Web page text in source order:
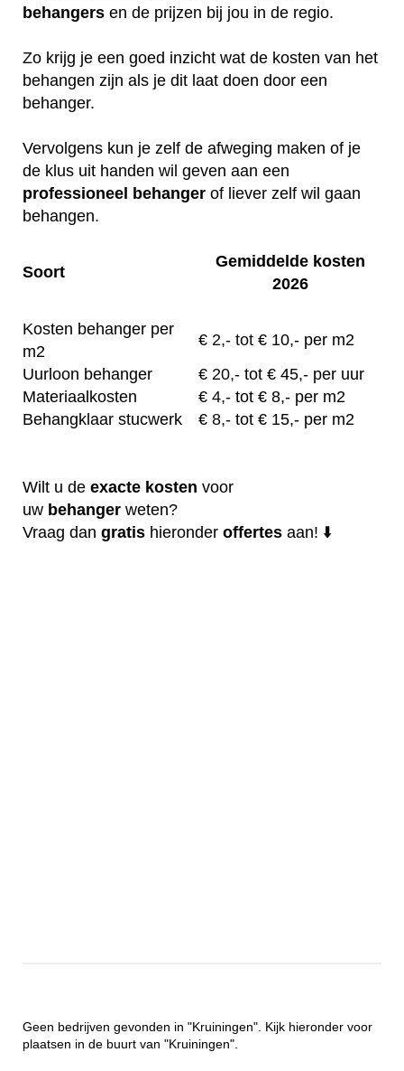
behangers en de prijzen bij jou in de regio.
Zo krijg je een goed inzicht wat de kosten van het
behangen zijn als je dit laat doen door een
behanger.
Vervolgens kun je zelf de afweging maken of je
de klus uit handen wil geven aan een
professioneel behanger of liever zelf wil gaan
behangen.
Soort
Gemiddelde kosten
2026
Kosten behanger per
m2
€ 2,- tot € 10,- per m2
Uurloon behanger
€ 20,- tot € 45,- per uur
Materiaalkosten
€ 4,- tot € 8,- per m2
Behangklaar stucwerk
€ 8,- tot € 15,- per m2
Wilt u de exacte kosten voor
uw behanger weten?
Vraag dan gratis hieronder offertes aan! ⬇️
Geen bedrijven gevonden in "Kruiningen". Kijk hieronder voor
plaatsen in de buurt van "Kruiningen".